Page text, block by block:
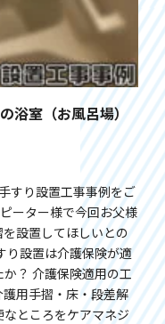
浴室（お風呂場）
り設置工事事例をご
ーター様で今回お父様
設置してほしいとの
り設置は介護保険が適
？ 介護保険適用の工
用手摺・床・段差解
ところをケアマネジ